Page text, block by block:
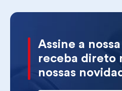
Assine a
receba direto
nossas